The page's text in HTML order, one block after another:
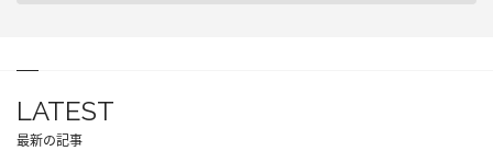
LATEST
最新の記事